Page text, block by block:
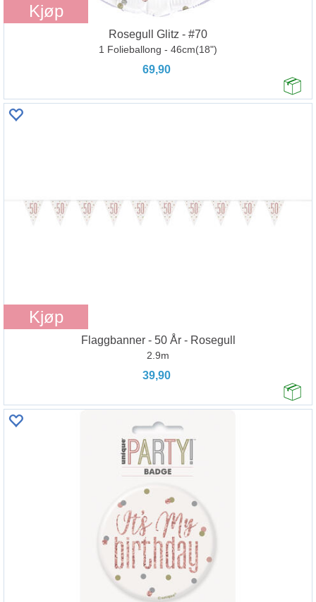
Kjøp
Rosegull Glitz - #70
1 Folieballong - 46cm(18")
69,90
Kjøp
Flaggbanner - 50 År - Rosegull
2.9m
39,90